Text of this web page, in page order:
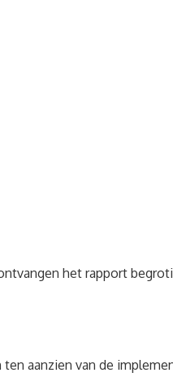
het rapport
aanzien van de